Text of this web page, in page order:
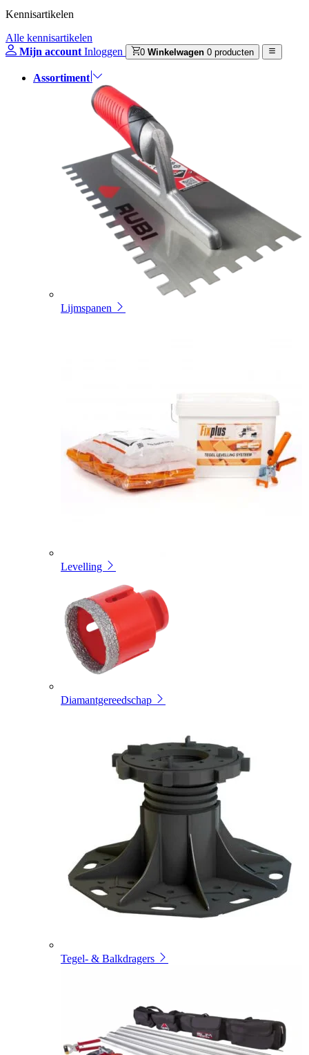
Kennisartikelen
Alle kennisartikelen
Mijn account Inloggen 0 Winkelwagen 0 producten
Assortiment
Lijmspanen
Levelling
Diamantgereedschap
Tegel- & Balkdragers